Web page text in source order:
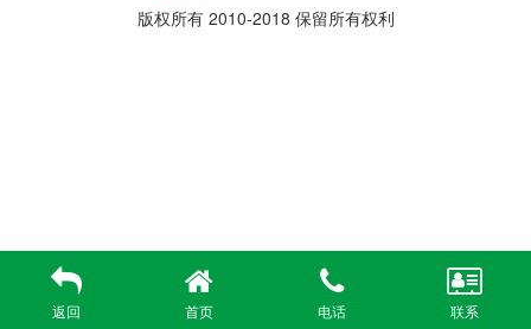
版权所有 2010-2018 保留所有权利
返回 首页 电话 联系